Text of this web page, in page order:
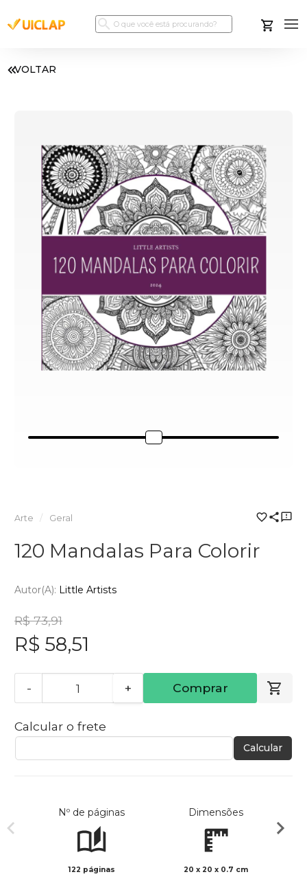
VOLTAR
Arte Geral
120 Mandalas Para Colorir
Autor(a): Little Artists
R$ 73,91
R$ 58,51
- + Comprar
Calcular o frete
Calcular
Nº de páginas
122 páginas
Dimensões
20 x 20 x 0.7 cm